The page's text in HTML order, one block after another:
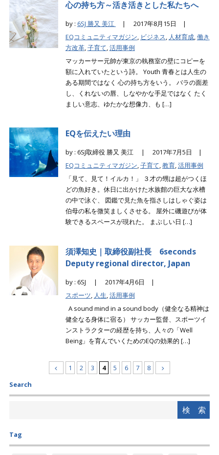
心の持ち方～活き活きとした私たちへ
by : 6SJ 勝又 美江 |
2017年8月15日 |
EQコミュニティマガジン, ビジネス, 人材育成,働き
方改革,子育て,活用事例
マッカーサー元帥が東京の執務室の壁にコピーを
額に入れていたという詩。 Youth 青春とは人生の
ある期間ではなく 心の持ち方をいう。 バラの面差
し、くれないの唇、しなやかな手足ではなく たく
ましい意志、ゆたかな想像力、も […]
EQを伝えたい理由
by : 6SJ取締役 勝又 美江 |
2017年7月5日 |
EQコミュニティマガジン,子育て,教育,活用事例
「見て、見て！イルカ！」 ３才の甥は超がつくほ
どの魚好き。休日に出かけた水族館の巨大な水槽
の中で泳ぐ、 図鑑で見た魚を指さしはしゃぐ姿は
伯母の私を微笑ましくさせる。 屋外に磯遊びが体
験できるスペースが現れた。 まぶしい日 […]
須澤知史｜取締役副社長 6seconds
Deputy regional director, Japan
by : 6SJ |
2017年4月6日 |
スポーツ, 人生,活用事例
A sound mind in a sound body（健全なる精神は
健全なる身体に宿る） サッカー監督、スポーツイ
ンストラクターの経歴を持ち、人々の「Well
Being」を育んでいくためのEQの効果的 […]
1 2 3 4 5 6 7
8
Search
Tag